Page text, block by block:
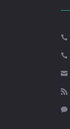




